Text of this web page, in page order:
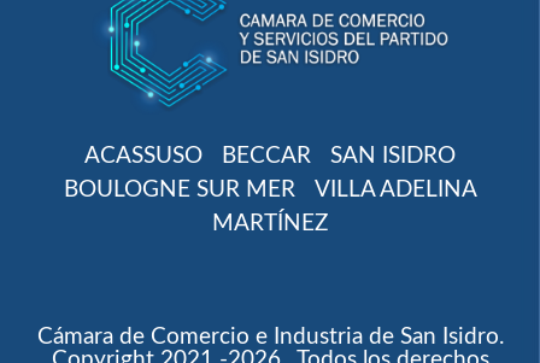
ACASSUSO BECCAR
SAN ISIDRO
BOULOGNE SUR MER
VILLA ADELINA
MARTÍNEZ
Cámara de Comercio e Industria de San Isidro.